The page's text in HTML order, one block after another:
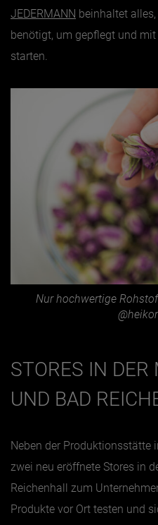
JEDERMANN beinhaltet
benötigt, um gepflegt und
starten.
Nur hochwertige
STORES IN
UND BAD
Neben der Produktionsstätte
zwei neu eröffnete Stores in
Reichenhall zum
Produkte vor Ort testen und